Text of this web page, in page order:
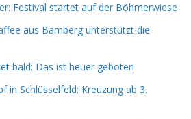
Festival startet auf der Böhmerwiese
aus Bamberg unterstützt die
bald: Das ist heuer geboten
in Schlüsselfeld: Kreuzung ab 3.